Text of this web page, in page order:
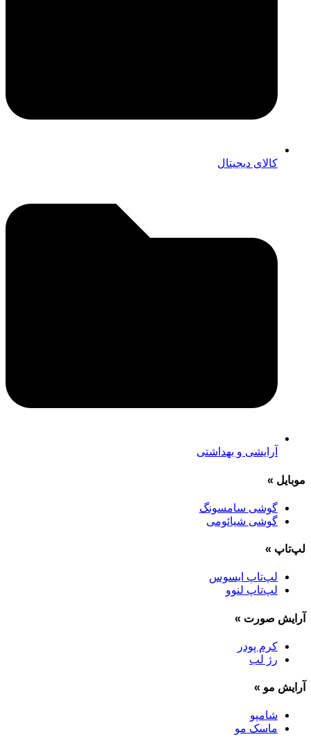
کالای دیجیتال
آرایشی و بهداشتی
موبایل »
گوشی سامسونگ
گوشی شیائومی
لپ‌تاپ »
لپ‌تاپ ایسوس
لپ‌تاپ لنوو
آرایش صورت »
کرم پودر
رژ لب
آرایش مو »
شامپو
ماسک مو